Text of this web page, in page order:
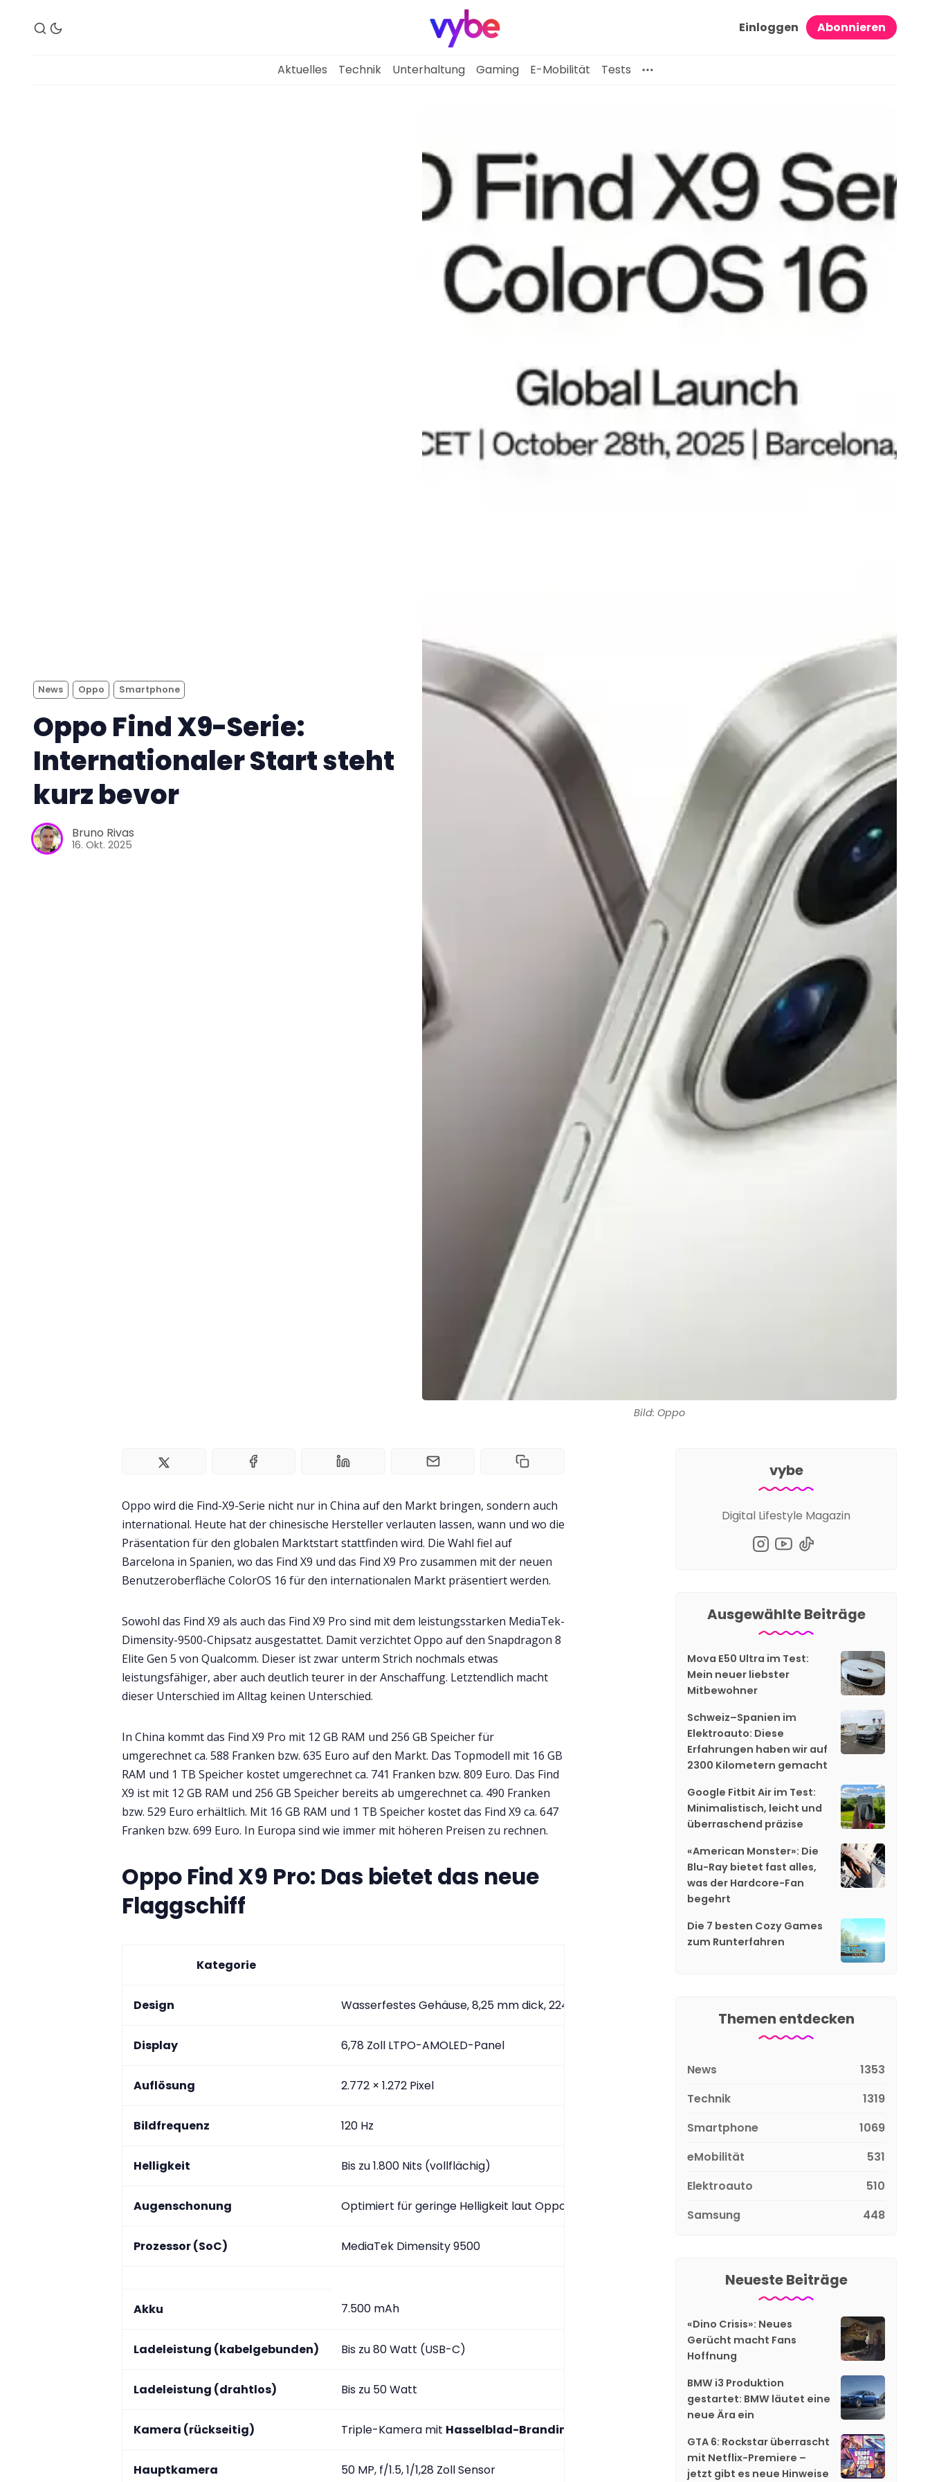
Technik
Unterhaltung
Gaming
E-Mobilität
Team
Einloggen Abonnieren
Aktuelles Technik Unterhaltung Gaming E-Mobilität Tests
Bild: Oppo
News Oppo Smartphone
Oppo Find X9-Serie:
Internationaler Start steht
kurz bevor
Bruno Rivas
16. Okt. 2025
Oppo wird die Find-X9-Serie nicht nur in China auf den Markt bringen, sondern auch
international. Heute hat der chinesische Hersteller verlauten lassen, wann und wo die
Präsentation für den globalen Marktstart stattfinden wird. Die Wahl fiel auf
Barcelona in Spanien, wo das Find X9 und das Find X9 Pro zusammen mit der neuen
Benutzeroberfläche ColorOS 16 für den internationalen Markt präsentiert werden.
Sowohl das Find X9 als auch das Find X9 Pro sind mit dem leistungsstarken MediaTek-
Dimensity-9500-Chipsatz ausgestattet. Damit verzichtet Oppo auf den Snapdragon 8
Elite Gen 5 von Qualcomm. Dieser ist zwar unterm Strich nochmals etwas
leistungsfähiger, aber auch deutlich teurer in der Anschaffung. Letztendlich macht
dieser Unterschied im Alltag keinen Unterschied.
In China kommt das Find X9 Pro mit 12 GB RAM und 256 GB Speicher für
umgerechnet ca. 588 Franken bzw. 635 Euro auf den Markt. Das Topmodell mit 16 GB
RAM und 1 TB Speicher kostet umgerechnet ca. 741 Franken bzw. 809 Euro. Das Find
X9 ist mit 12 GB RAM und 256 GB Speicher bereits ab umgerechnet ca. 490 Franken
bzw. 529 Euro erhältlich. Mit 16 GB RAM und 1 TB Speicher kostet das Find X9 ca. 647
Franken bzw. 699 Euro. In Europa sind wie immer mit höheren Preisen zu rechnen.
Oppo Find X9 Pro: Das bietet das neue
Flaggschiff
Kategorie
Design Wasserfestes Gehäuse, 8,25 mm dick, 224 g Gewicht, neues rechteckiges Kameramodul
Display 6,78 Zoll LTPO-AMOLED-Panel
Auflösung 2.772 × 1.272 Pixel
Bildfrequenz 120 Hz
Helligkeit Bis zu 1.800 Nits (vollflächig)
Augenschonung Optimiert für geringe Helligkeit laut Oppo
Prozessor (SoC) MediaTek Dimensity 9500
Akku 7.500 mAh
Ladeleistung (kabelgebunden) Bis zu 80 Watt (USB-C)
Ladeleistung (drahtlos) Bis zu 50 Watt
Kamera (rückseitig) Triple-Kamera mit Hasselblad-Branding
Hauptkamera 50 MP, f/1.5, 1/1,28 Zoll Sensor
vybe
Digital Lifestyle Magazin
Ausgewählte Beiträge
Mova E50 Ultra im Test:
Mein neuer liebster
Mitbewohner
Schweiz–Spanien im
Elektroauto: Diese
Erfahrungen haben wir auf
2300 Kilometern gemacht
Google Fitbit Air im Test:
Minimalistisch, leicht und
überraschend präzise
«American Monster»: Die
Blu-Ray bietet fast alles,
was der Hardcore-Fan
begehrt
Die 7 besten Cozy Games
zum Runterfahren
Themen entdecken
News
1353
Technik
1319
Smartphone
1069
eMobilität
531
Elektroauto
510
Samsung
448
Neueste Beiträge
«Dino Crisis»: Neues
Gerücht macht Fans
Hoffnung
BMW i3 Produktion
gestartet: BMW läutet eine
neue Ära ein
GTA 6: Rockstar überrascht
mit Netflix-Premiere –
jetzt gibt es neue Hinweise